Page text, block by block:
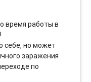
время работы в
себе, но может
заражения
по